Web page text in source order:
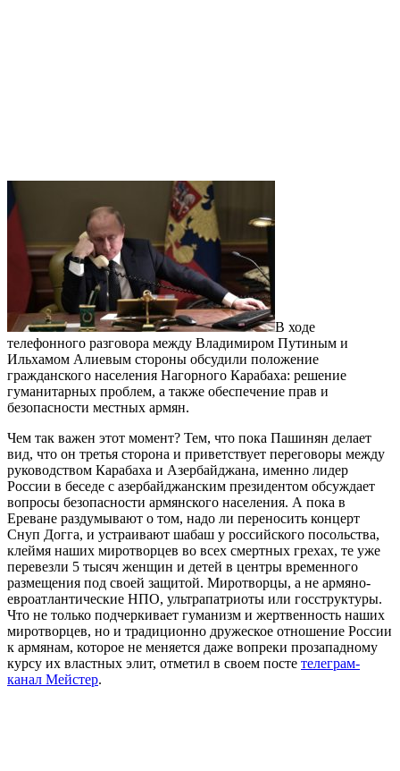
В ходе
телефонного разговора между Владимиром Путиным и
Ильхамом Алиевым стороны обсудили положение
гражданского населения Нагорного Карабаха: решение
гуманитарных проблем, а также обеспечение прав и
безопасности местных армян.
Чем так важен этот момент? Тем, что пока Пашинян делает
вид, что он третья сторона и приветствует переговоры между
руководством Карабаха и Азербайджана, именно лидер
России в беседе с азербайджанским президентом обсуждает
вопросы безопасности армянского населения. А пока в
Ереване раздумывают о том, надо ли переносить концерт
Снуп Догга, и устраивают шабаш у российского посольства,
клеймя наших миротворцев во всех смертных грехах, те уже
перевезли 5 тысяч женщин и детей в центры временного
размещения под своей защитой. Миротворцы, а не армяно-
евроатлантические НПО, ультрапатриоты или госструктуры.
Что не только подчеркивает гуманизм и жертвенность наших
миротворцев, но и традиционно дружеское отношение России
к армянам, которое не меняется даже вопреки прозападному
курсу их властных элит, отметил в своем посте телеграм-
канал Мейстер.